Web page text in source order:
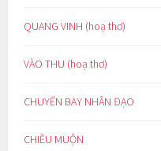
QUANG VINH (hoạ thơ)
VÀO THU (hoạ thơ)
CHUYẾN BAY NHÂN ĐẠO
CHIỀU MUỘN